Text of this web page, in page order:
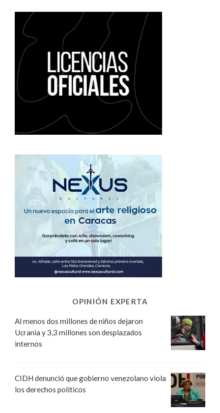
OPINIÓN EXPERTA
Al menos dos millones de niños dejaron
Ucrania y 3,3 millones son desplazados
internos
CIDH denunció que gobierno venezolano viola
los derechos políticos